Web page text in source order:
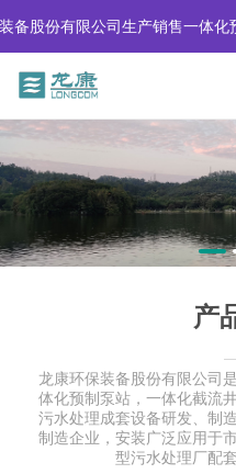
限公司生产销售一体化预制泵
产
龙康环保装备股份有限公司
体化预制泵站，一体化截流
污水处理成套设备研发、制
制造企业，安装广泛应用于
型污水处理厂配